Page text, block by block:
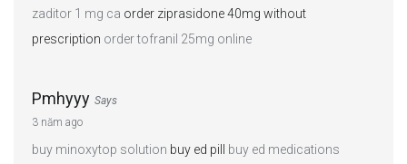
zaditor 1 mg ca order ziprasidone 40mg without
prescription order tofranil 25mg online
Pmhyyy Says
3 năm ago
buy minoxytop solution buy ed pill
buy ed medications